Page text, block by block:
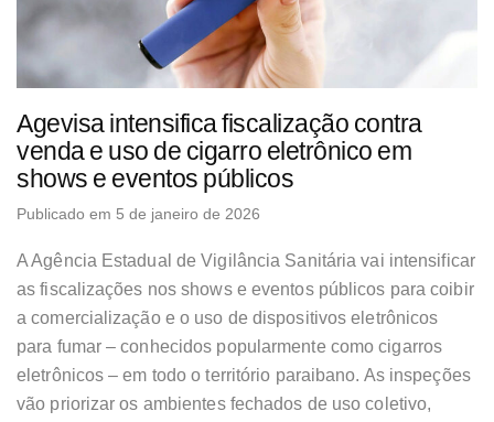
Agevisa intensifica fiscalização contra
venda e uso de cigarro eletrônico em
shows e eventos públicos
Publicado em 5 de janeiro de 2026
A Agência Estadual de Vigilância Sanitária vai intensificar
as fiscalizações nos shows e eventos públicos para coibir
a comercialização e o uso de dispositivos eletrônicos
para fumar – conhecidos popularmente como cigarros
eletrônicos – em todo o território paraibano. As inspeções
vão priorizar os ambientes fechados de uso coletivo,